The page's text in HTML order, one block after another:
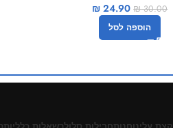
₪30.00
₪ 24.90
הוספה לסל